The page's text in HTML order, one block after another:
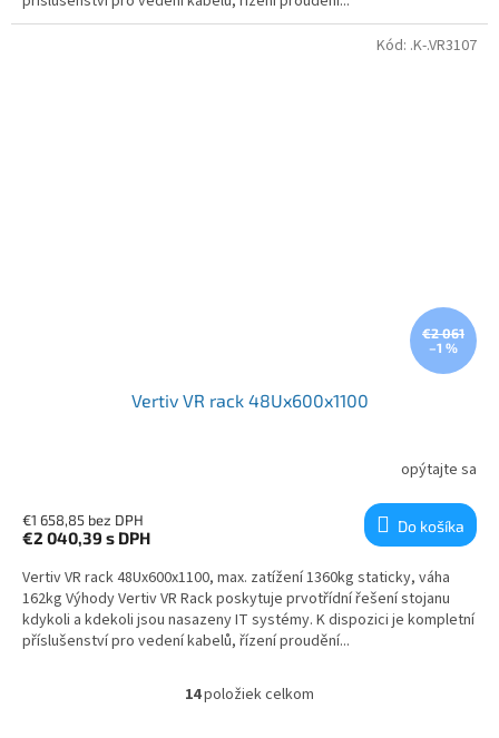
€2 061
–1 %
Vertiv VR rack 48Ux600x1100
opýtajte sa
€1 658,85 bez DPH
€2 040,39 s DPH
Do košíka
Vertiv VR rack 48Ux600x1100, max. zatížení 1360kg staticky, váha
162kg Výhody Vertiv VR Rack poskytuje prvotřídní řešení stojanu
kdykoli a kdekoli jsou nasazeny IT systémy. K dispozici je kompletní
příslušenství pro vedení kabelů, řízení proudění...
Kód: .K-.VR3107
Ovládacie prvky výpisu
14položiek celkom